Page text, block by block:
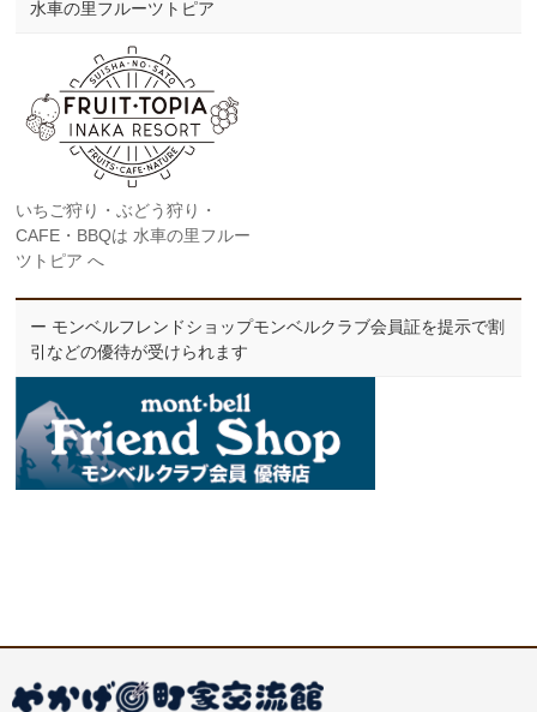
水車の里フルーツトピア
いちご狩り・ぶどう狩り・
CAFE・BBQは 水車の里フルー
ツトピア へ
ー モンベルフレンドショップモンベルクラブ会員証を提示で割
引などの優待が受けられます